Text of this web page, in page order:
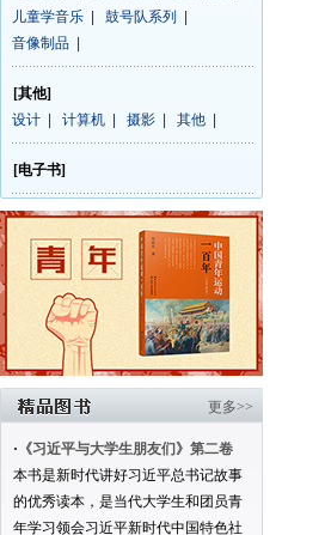
儿童学音乐
鼓号队系列
音像制品
[其他]
设计
计算机 摄影 其他
[电子书]
更多>>
· 《习近平与大学生朋友们》第二卷
本书是新时代讲好习近平总书记故事
的优秀读本，是当代大学生和团员青
年学习领会习近平新时代中国特色社